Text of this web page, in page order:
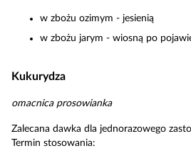
w zbożu ozimym - jesienią
w zbożu jarym - wiosną po
Kukurydza
omacnica prosowianka
Zalecana dawka dla jednorazowego
Termin stosowania: